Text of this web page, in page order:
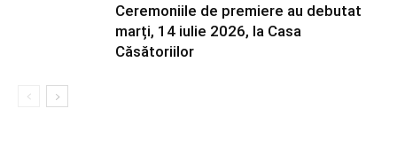
Ceremoniile de premiere au debutat
marți, 14 iulie 2026, la Casa
Căsătoriilor